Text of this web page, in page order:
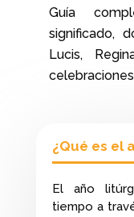
Guía
significado,
Lucis,
¿Qué es el
El año
tiempo a